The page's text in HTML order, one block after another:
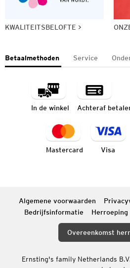
KWALITEITSBELOFTE
Betaalmethoden Service
In de winkel Achteraf
Mastercard Visa
Algemene voorwaarden
Bedrijfsinformatie
Herroeping
Overeenkomst
Ernsting's family Netherlands